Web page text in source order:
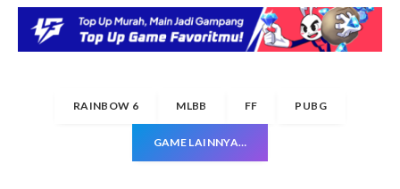
RAINBOW 6 MLBB FF PUBG
GAME LAINNYA…